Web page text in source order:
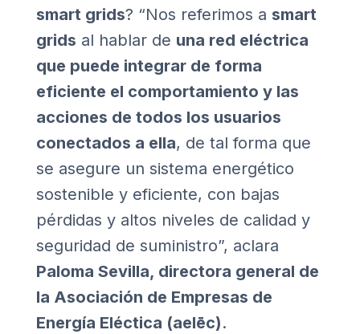
smart grids? “Nos referimos a smart
grids al hablar de una red eléctrica
que puede integrar de forma
eficiente el comportamiento y las
acciones de todos los usuarios
conectados a ella, de tal forma que
se asegure un sistema energético
sostenible y eficiente, con bajas
pérdidas y altos niveles de calidad y
seguridad de suministro”, aclara
Paloma Sevilla, directora general de
la Asociación de Empresas de
Energía Eléctica (aelēc).